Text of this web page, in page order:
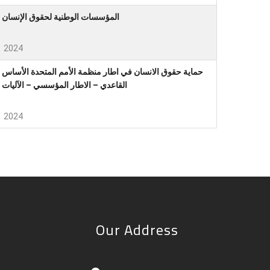
المؤسسات الوطنية لحقوق الإنسان
2024
حماية حقوق الانسان في اطار منظمة الأمم المتحدة الأساس
القاعدي – الاطار المؤسسي – الآليات
2024
Our Address